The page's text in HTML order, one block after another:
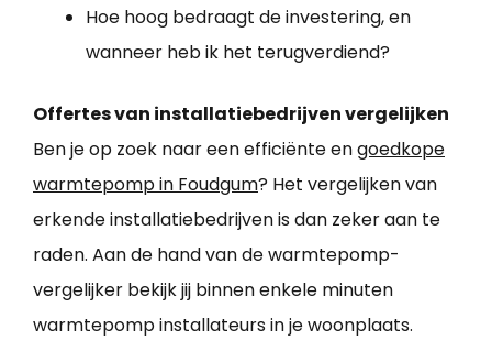
Hoe hoog bedraagt de investering, en
wanneer heb ik het terugverdiend?
Offertes van installatiebedrijven vergelijken
Ben je op zoek naar een efficiënte engoedkope
warmtepomp in Foudgum? Het vergelijken van
erkende installatiebedrijven is dan zeker aan te
raden. Aan de hand van de warmtepomp-
vergelijker bekijk jij binnen enkele minuten
warmtepomp installateurs in je woonplaats.